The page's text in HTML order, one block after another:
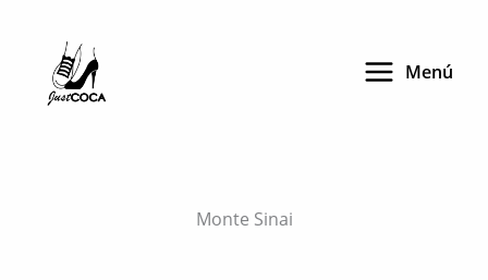
content
Menú
Monte Sinai